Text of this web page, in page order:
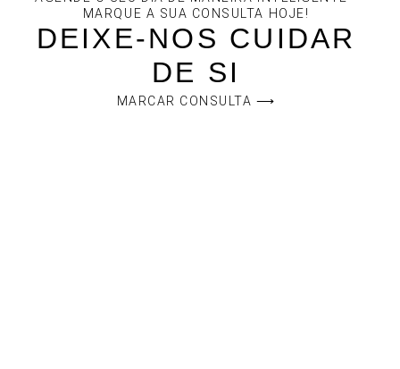
MARQUE A SUA CONSULTA HOJE!
DEIXE-NOS CUIDAR
DE SI
MARCAR CONSULTA ⟶